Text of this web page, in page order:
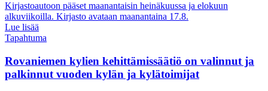
Kirjastoautoon pääset maanantaisin heinäkuussa ja elokuun
alkuviikoilla. Kirjasto avataan maanantaina 17.8.
Lue lisää
Tapahtuma
Rovaniemen kylien kehittämissäätiö on valinnut ja
palkinnut vuoden kylän ja kylätoimijat